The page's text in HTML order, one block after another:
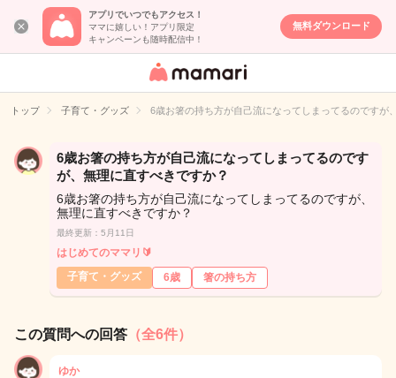
アプリでいつでもアクセス！
ママに嬉しい！アプリ限定
キャンペーンも随時配信中！
無料ダウンロード
女性専用匿名QA
イト
トップ 子育て・グッズ 6歳お箸の持ち方が自己流になってしまってるのですが
6歳お箸の持ち方が自己流になってしまってるのです
が、無理に直すべきですか？
6歳お箸の持ち方が自己流になってしまってるのですが、
無理に直すべきですか？
最終更新：5月11日
はじめてのママリ🔰
子育て・グッズ
6歳 箸の持ち方
この質問への回答 （全6件）
ゆか